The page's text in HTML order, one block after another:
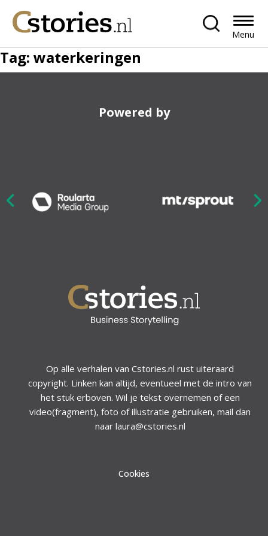
Menu
Tag: waterkeringen
Powered by
Op alle verhalen van Cstories.nl rust uiteraard
copyright. Linken kan altijd, eventueel met de intro van
het stuk erboven. Wil je tekst overnemen of een
video(fragment), foto of illustratie gebruiken, mail dan
naar laura@cstories.nl
Cookies